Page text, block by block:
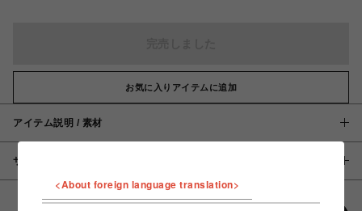
お気に入りアイテムに追加
アイテム説明 / 素材
サイズ
<About foreign language translation>